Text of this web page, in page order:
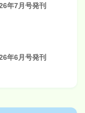
年7月号発刊
年6月号発刊